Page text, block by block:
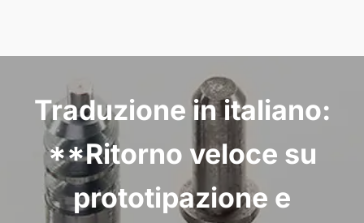
Traduzione in italiano:
**Ritorno veloce su
prototipazione e